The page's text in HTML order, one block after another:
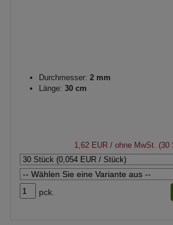
Durchmesser: 2 mm
Länge: 30 cm
1,62 EUR/ ohne MwSt. (30
pck.